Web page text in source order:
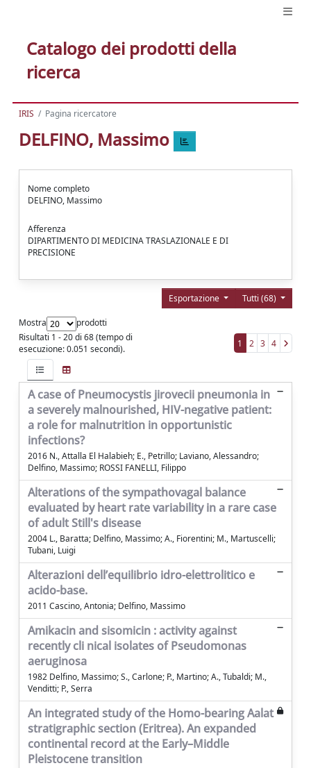
Catalogo dei prodotti della
ricerca
IRIS Pagina ricercatore
DELFINO, Massimo
Nome completo
DELFINO, Massimo
Afferenza
DIPARTIMENTO DI MEDICINA TRASLAZIONALE E DI
PRECISIONE
Tutti (68)
Esportazione
Mostra
prodotti
Risultati 1 - 20 di 68 (tempo di
esecuzione: 0.051 secondi).
1 2 3 4
A case of Pneumocystis jirovecii pneumonia in
a severely malnourished, HIV-negative patient:
a role for malnutrition in opportunistic
infections?
2016 N., Attalla El Halabieh; E., Petrillo; Laviano, Alessandro;
Delfino, Massimo; ROSSI FANELLI, Filippo
Alterations of the sympathovagal balance
evaluated by heart rate variability in a rare case
of adult Still's disease
2004 L., Baratta; Delfino, Massimo; A., Fiorentini; M., Martuscelli;
Tubani, Luigi
Alterazioni dell’equilibrio idro-elettrolitico e
acido-base.
2011 Cascino, Antonia; Delfino, Massimo
Amikacin and sisomicin : activity against
recently cli nical isolates of Pseudomonas
aeruginosa
1982 Delfino, Massimo; S., Carlone; P., Martino; A., Tubaldi; M.,
Venditti; P., Serra
An integrated study of the Homo-bearing Aalat
stratigraphic section (Eritrea). An expanded
continental record at the Early–Middle
Pleistocene transition